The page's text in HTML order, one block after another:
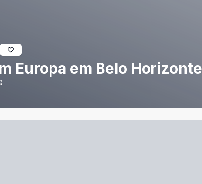
Europa em Belo Horizonte